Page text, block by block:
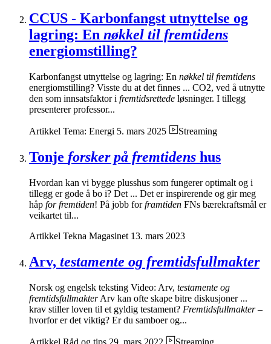
CCUS - Karbonfangst utnyttelse og
lagring: En nøkkel til fremtidens
energiomstilling?
Karbonfangst utnyttelse og lagring: En nøkkel til fremtidens
energiomstilling? Visste du at det finnes ... CO2, ved å utnytte
den som innsatsfaktor i fremtidsrettede løsninger. I tillegg
presenterer professor...
Artikkel Tema: Energi 5. mars 2025 Streaming
Tonje forsker på fremtidens hus
Hvordan kan vi bygge plusshus som fungerer optimalt og i
tillegg er gode å bo i? Det ... Det er inspirerende og gir meg
håp for fremtiden! På jobb forframtiden FNs bærekraftsmål er
veikartet til...
Artikkel Tekna Magasinet 13. mars 2023
Arv, testamente og fremtidsfullmakter
Norsk og engelsk teksting Video: Arv, testamente og
fremtidsfullmakterArv kan ofte skape bitre diskusjoner ...
krav stiller loven til et gyldig testament? Fremtidsfullmakter–
hvorfor er det viktig? Er du samboer og...
Artikkel Råd og tips 29. mars 2022 Streaming